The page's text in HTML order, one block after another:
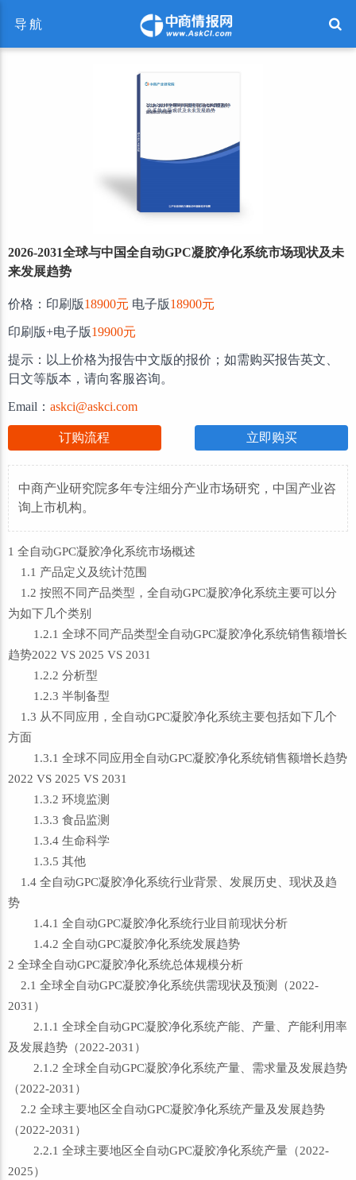
导航
2026-2031全球与中国全自动GPC凝胶净化系统市场现状及未
来发展趋势
价格：印刷版18900元 电子版18900元
印刷版+电子版19900元
提示：以上价格为报告中文版的报价；如需购买报告英文、
日文等版本，请向客服咨询。
Email： askci@askci.com
订购流程 立即购买
中商产业研究院多年专注细分产业市场研究，中国产业咨
询上市机构。
1 全自动GPC凝胶净化系统市场概述
1.1 产品定义及统计范围
1.2 按照不同产品类型，全自动GPC凝胶净化系统主要可以分
为如下几个类别
1.2.1 全球不同产品类型全自动GPC凝胶净化系统销售额增长
趋势2022 VS 2025 VS 2031
1.2.2 分析型
1.2.3 半制备型
1.3 从不同应用，全自动GPC凝胶净化系统主要包括如下几个
方面
1.3.1 全球不同应用全自动GPC凝胶净化系统销售额增长趋势
2022 VS 2025 VS 2031
1.3.2 环境监测
1.3.3 食品监测
1.3.4 生命科学
1.3.5 其他
1.4 全自动GPC凝胶净化系统行业背景、发展历史、现状及趋
势
1.4.1 全自动GPC凝胶净化系统行业目前现状分析
1.4.2 全自动GPC凝胶净化系统发展趋势
2 全球全自动GPC凝胶净化系统总体规模分析
2.1 全球全自动GPC凝胶净化系统供需现状及预测（2022-
2031）
2.1.1 全球全自动GPC凝胶净化系统产能、产量、产能利用率
及发展趋势（2022-2031）
2.1.2 全球全自动GPC凝胶净化系统产量、需求量及发展趋势
（2022-2031）
2.2 全球主要地区全自动GPC凝胶净化系统产量及发展趋势
（2022-2031）
2.2.1 全球主要地区全自动GPC凝胶净化系统产量（2022-
2025）